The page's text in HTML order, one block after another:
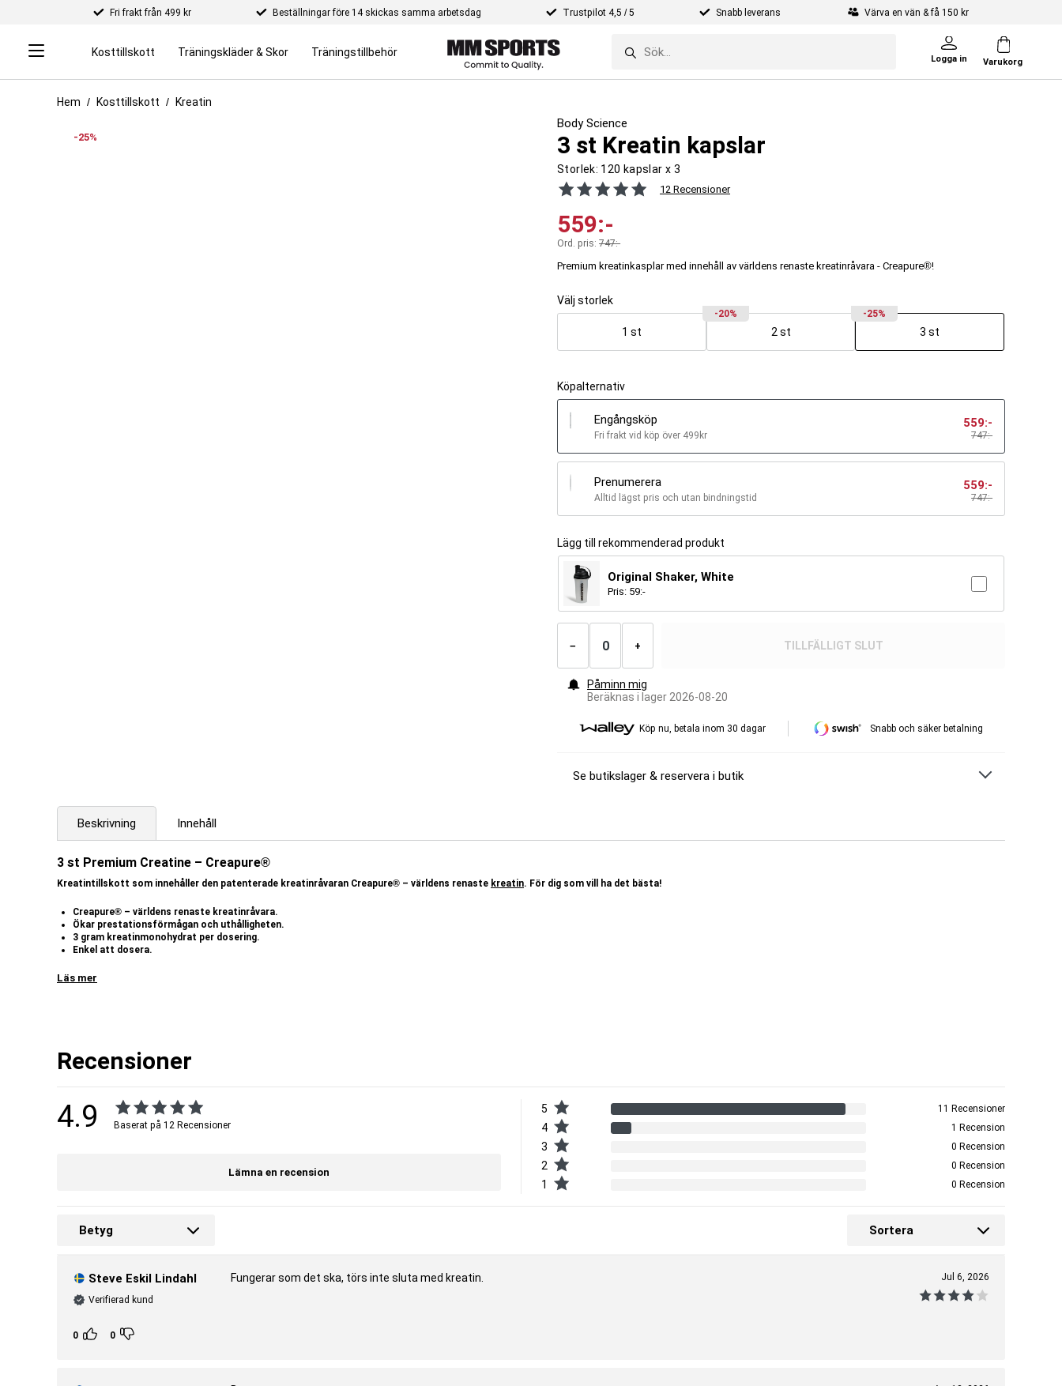
Fri frakt från 499 kr Beställningar före 14 skickas samma arbetsdag Trustpilot 4,5 / 5 Snabb leverans Värva en vän & få 150 kr
Kosttillskott Träningskläder & Skor Träningstillbehör
Logga in Varukorg
Hem Kosttillskott Kreatin
-25%
Body Science
3 st Kreatin kapslar
Storlek: 120 kapslar x 3
12 Recensioner
559:-
Ord. pris:747:-
Premium kreatinkasplar med innehåll av världens renaste kreatinråvara - Creapure®!
Välj storlek
1 st
-20%
2 st
-25%
3 st
Köpalternativ
Engångsköp
Fri frakt vid köp över 499kr 747:-
559:-
Prenumerera
Alltid lägst pris och utan bindningstid 747:-
559:-
Lägg till rekommenderad produkt
Original Shaker, White
Pris: 59:-
−
Antal
+ TILLFÄLLIGT SLUT
Påminn mig
Beräknas i lager 2026-08-20
Köp nu, betala inom 30 dagar Snabb och säker betalning
Se butikslager & reservera i butik
Beskrivning Innehåll
3 st Premium Creatine – Creapure®
Kreatintillskott som innehåller den patenterade kreatinråvaran Creapure® – världens renaste kreatin. För dig som vill ha det bästa!
Creapure® – världens renaste kreatinråvara.
Ökar prestationsförmågan och uthålligheten.
3 gram kreatinmonohydrat per dosering.
Enkel att dosera.
tyska företaget AlzChem, vilka anses vara den världsledande tillverkaren av kreatin. Deras unika och patenterade process garanterar absolut
som kroppen använder kallas för ATP (adenosintrifosfat).
aktivitet behöver kroppen snabbt producera mer ATP. Snabbaste sättet för kroppen att bilda nytt ATP är med hjälp av kreatinfosfat.
Med hjälp av kreatintillskott ökar man mängden tillgängligt kreatinfosfat i musklerna. Detta ökar i sin tur kroppens förmåga att snabbt producera
nytt ATP och därmed utöka tiden vi kan prestera under. Kreatin gör helt enkelt så att vi orkar prestera lite mer och att vi återhämtar oss snabbare.
Kreatin ökar den fysiska prestationen vid upprepad kraftansträngning i samband med kortvarig och högintensiv träning. Den gynnsamma
Läs mer
Recensioner
4.9 Baserat på 12 Recensioner
Lämna en recension
5 11 Recensioner
4 1 Recension
3 0 Recension
2 0 Recension
1 0 Recension
Sortera
Betyg
Steve Eskil Lindahl
Verifierad kund
0 0
Fungerar som det ska, törs inte sluta med kreatin. Jul 6, 2026